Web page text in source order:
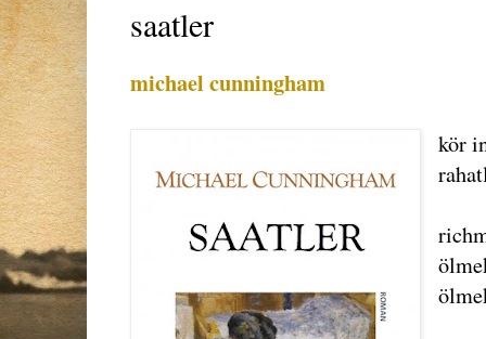
saatler
michael cunningham
kör